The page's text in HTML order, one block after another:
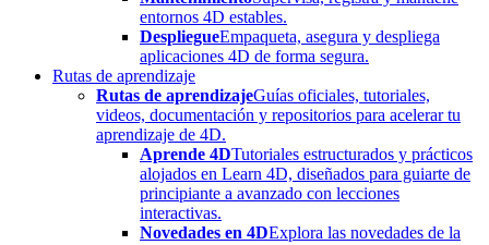
entornos 4D estables.
DespliegueEmpaqueta, asegura y despliega
aplicaciones 4D de forma segura.
Rutas de aprendizaje
Rutas de aprendizajeGuías oficiales, tutoriales,
videos, documentación y repositorios para acelerar tu
aprendizaje de 4D.
Aprende 4DTutoriales estructurados y prácticos
alojados en Learn 4D, diseñados para guiarte de
principiante a avanzado con lecciones
interactivas.
Novedades en 4DExplora las novedades de la